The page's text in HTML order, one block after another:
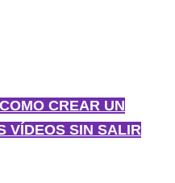
CREAR UN
VÍDEOS SIN SALIR